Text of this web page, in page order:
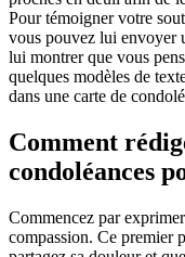
Pour témoigner votre
vous pouvez lui envoyer
lui montrer que vous
quelques modèles de
dans une carte de
Comment
condoléances
Commencez par
compassion. Ce premier